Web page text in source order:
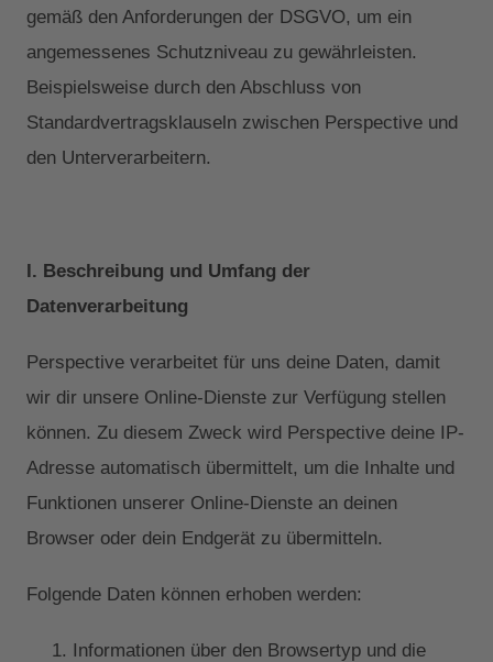
gemäß den Anforderungen der DSGVO, um ein
angemessenes Schutzniveau zu gewährleisten.
Beispielsweise durch den Abschluss von
Standardvertragsklauseln zwischen Perspective und
den Unterverarbeitern.
I. Beschreibung und Umfang der
Datenverarbeitung
Perspective verarbeitet für uns deine Daten, damit
wir dir unsere Online-Dienste zur Verfügung stellen
können. Zu diesem Zweck wird Perspective deine IP-
Adresse automatisch übermittelt, um die Inhalte und
Funktionen unserer Online-Dienste an deinen
Browser oder dein Endgerät zu übermitteln.
Folgende Daten können erhoben werden:
Informationen über den Browsertyp und die